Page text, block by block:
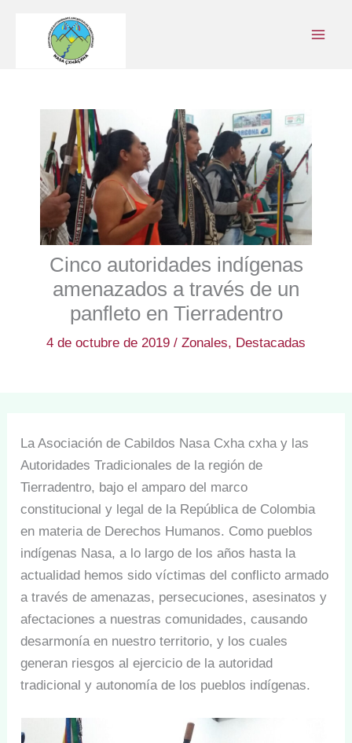
contenido
Cinco autoridades indígenas
amenazados a través de un
panfleto en Tierradentro
4 de octubre de 2019 / Zonales, Destacadas
La Asociación de Cabildos Nasa Cxha cxha y las
Autoridades Tradicionales de la región de
Tierradentro, bajo el amparo del marco
constitucional y legal de la República de Colombia
en materia de Derechos Humanos. Como pueblos
indígenas Nasa, a lo largo de los años hasta la
actualidad hemos sido víctimas del conflicto armado
a través de amenazas, persecuciones, asesinatos y
afectaciones a nuestras comunidades, causando
desarmonía en nuestro territorio, y los cuales
generan riesgos al ejercicio de la autoridad
tradicional y autonomía de los pueblos indígenas.